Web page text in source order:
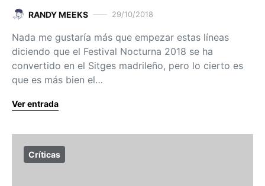
RANDY MEEKS 29/10/2018
Nada me gustaría más que empezar estas líneas
diciendo que el Festival Nocturna 2018 se ha
convertido en el Sitges madrileño, pero lo cierto es
que es más bien el…
Ver entrada
Críticas